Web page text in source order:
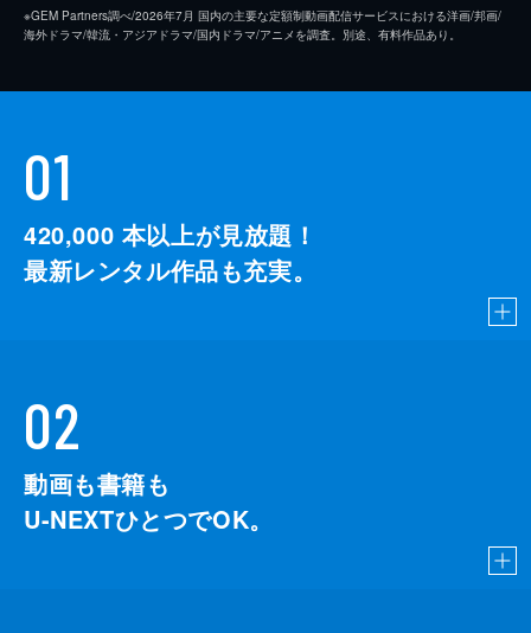
※GEM Partners調べ/2026年7⽉ 国内の主要な定額制動画配信サービスにおける洋画/邦画/
海外ドラマ/韓流・アジアドラマ/国内ドラマ/アニメを調査。別途、有料作品あり。
01
420,000 本以上が見放題！
最新レンタル作品も充実。
02
動画も書籍も
U-NEXTひとつでOK。